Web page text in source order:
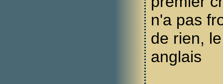
n'a pas
de rien,
anglais